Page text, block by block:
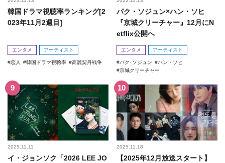
韓国ドラマ視聴率ランキング[2
023年11月2週目]
エンタメ アーティスト
恋人 韓国ドラマ視聴率 高麗契丹戦争
パク・ソジュン×ハン・ソヒ
『京城クリーチャー』12月にN
etflix公開へ
エンタメ アーティスト
パク･ソジュン
ハン・ソヒ
京城クリーチャー
2025.11.11
イ・ジョンソク「2026 LEE JO
2025.11.18
【2025年12月放送スタート】